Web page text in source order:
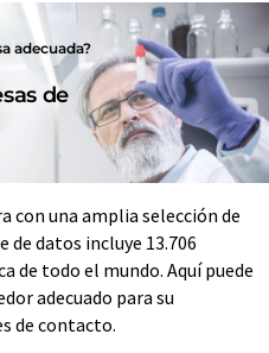
adecuada?
de
con una amplia selección de
datos incluye 13.706
de todo el mundo. Aquí puede
adecuado para su
de contacto.